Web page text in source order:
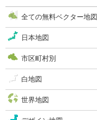
全ての無料ベクター地図
日本地図
市区町村別
白地図
世界地図